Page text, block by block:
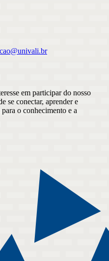
em participar do nosso
se conectar, aprender e
o conhecimento e a